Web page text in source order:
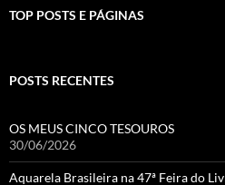
TOP POSTS E PÁGINAS
POSTS RECENTES
OS MEUS CINCO TESOUROS
30/06/2026
Aquarela Brasileira na 47ª Feira do